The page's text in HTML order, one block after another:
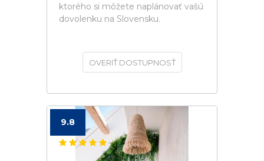
ktorého si môžete naplánovať vašú
dovolenku na Slovensku.
OVERIŤ DOSTUPNOSŤ
9.8